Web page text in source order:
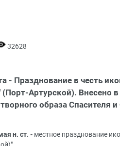
32628
- Празднование в честь
Артурской). Внесено
образа Спасителя
н. ст. - местное празднование